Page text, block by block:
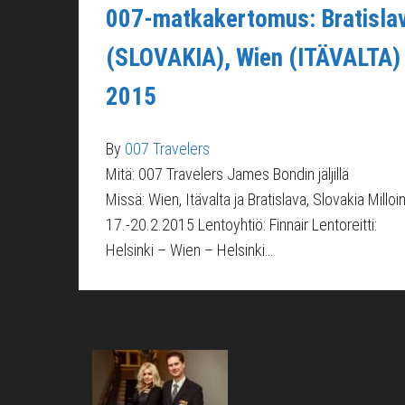
007-matkakertomus:
(SLOVAKIA), Wien (ITÄVALTA)
2015
By 007 Travelers
Mitä: 007 Travelers James Bondin jäljillä
Missä: Wien, Itävalta ja Bratislava, Slovakia
17.-20.2.2015 Lentoyhtiö: Finnair Lentoreitti:
Helsinki – Wien – Helsinki…